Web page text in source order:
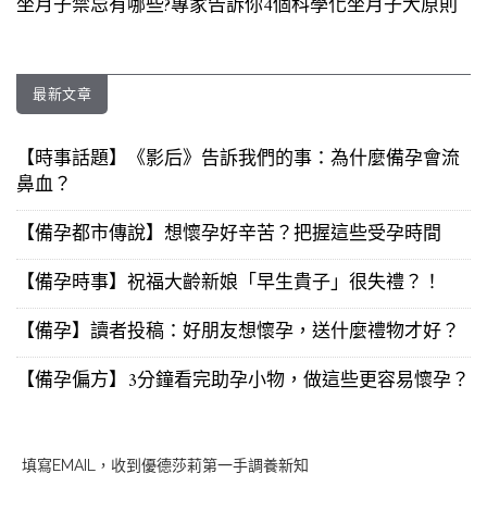
坐月子禁忌有哪些?專家告訴你4個科學化坐月子大原則
最新文章
【時事話題】《影后》告訴我們的事：為什麼備孕會流
鼻血？
【備孕都市傳說】想懷孕好辛苦？把握這些受孕時間
【備孕時事】祝福大齡新娘「早生貴子」很失禮？！
【備孕】讀者投稿：好朋友想懷孕，送什麼禮物才好？
【備孕偏方】3分鐘看完助孕小物，做這些更容易懷孕？
填寫EMAIL，收到優德莎莉第一手調養新知